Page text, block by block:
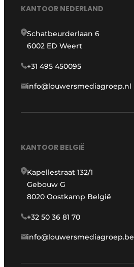
KANTOOR NEDERLAND
Schatbeurderlaan 6
6002 ED Weert
+31 495 450095
info@louwersmediagroep.nl
KANTOOR BELGIË
Kapellestraat 132/1
Gebouw G
8020 Oostkamp België
+32 50 36 81 70
info@louwersmediagroep.be